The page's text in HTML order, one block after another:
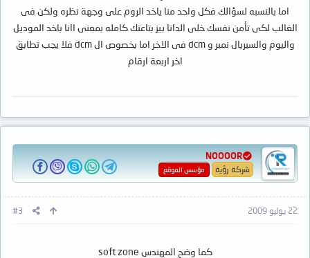
اما بالنسبه لسؤالك فكل واحد منا ياخد الروم على وجهة نظره ولكن فى
الغالب لكى تأمن نفسك خلى الداتا بيز بتاعتك كامله بمعنى اانا باخد الموديل
واليوم والسيريال نمبر و dcm فى الاخر اما بخصوص ال dcm فلا يجب تطابق
اخر اربعة ارقام
NOOOOR
شركة رؤية مؤسس الموقع
22 يوليو 2009 #3
كما وضح المهندس soft zone